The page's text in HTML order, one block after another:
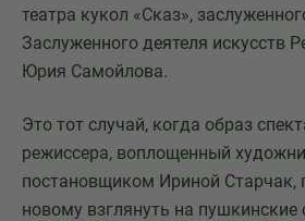
театра кукол «Сказ»,
Заслуженного деятеля искусств
Юрия Самойлова.
Это тот случай, когда образ
режиссера, воплощенный
постановщиком Ириной Старчак,
новому взглянуть на пушкинские